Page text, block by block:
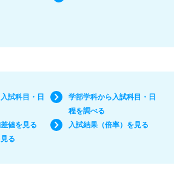
試科目・日
学部学科から入試科目・日
程を調べる
値を見る
入試結果（倍率）を見る
る